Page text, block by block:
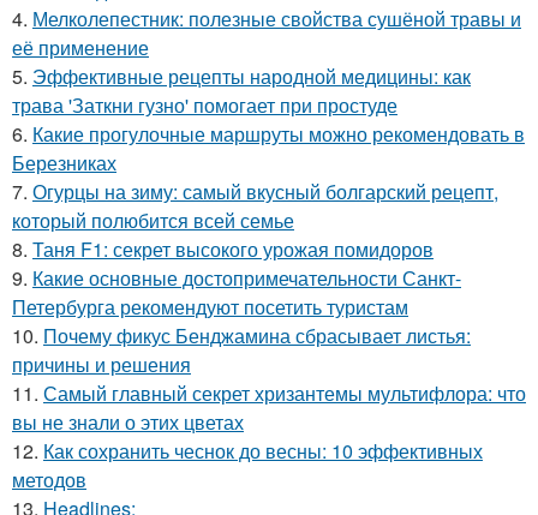
4. Мелколепестник: полезные свойства сушёной травы и
её применение
5. Эффективные рецепты народной медицины: как
трава 'Заткни гузно' помогает при простуде
6. Какие прогулочные маршруты можно рекомендовать в
Березниках
7. Огурцы на зиму: самый вкусный болгарский рецепт,
который полюбится всей семье
8. Таня F1: секрет высокого урожая помидоров
9. Какие основные достопримечательности Санкт-
Петербурга рекомендуют посетить туристам
10. Почему фикус Бенджамина сбрасывает листья:
причины и решения
11. Самый главный секрет хризантемы мультифлора: что
вы не знали о этих цветах
12. Как сохранить чеснок до весны: 10 эффективных
методов
13. Headlines: